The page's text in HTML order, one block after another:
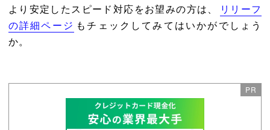
より安定したスピード対応をお望みの方は、
リリーフ
の詳細ページ もチェックしてみてはいかがでしょう
か。